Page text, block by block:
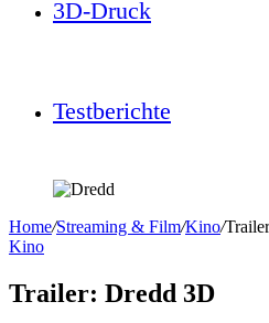
3D-Druck
Testberichte
Home/Streaming & Film/Kino/
Kino
Trailer: Dredd 3D